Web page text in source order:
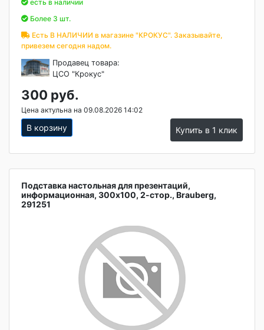
есть в наличии
Более 3 шт.
Есть В НАЛИЧИИ в магазине "КРОКУС". Заказывайте,
привезем сегодня надом.
Продавец товара:
ЦСО "Крокус"
300 руб.
Цена актульна на 09.08.2026 14:02
В корзину Купить в 1 клик
Подставка настольная для презентаций,
информационная, 300х100, 2-стор., Brauberg,
291251